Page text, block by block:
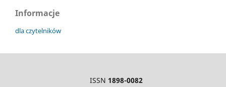
Informacje
dla czytelników
ISSN 1898-0082